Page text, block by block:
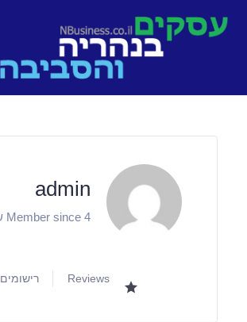
admin
Member since 4 שנים ago
Reviews רישומים